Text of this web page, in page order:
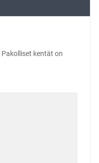
Pakolliset kentät on